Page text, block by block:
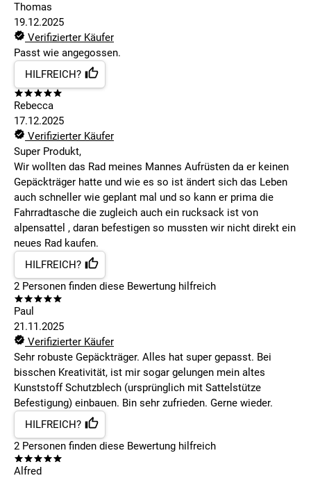
Thomas
19.12.2025
Verifizierter Käufer
Passt wie angegossen.
HILFREICH?
Rebecca
17.12.2025
Verifizierter Käufer
Super Produkt,
Wir wollten das Rad meines Mannes Aufrüsten da er keinen
Gepäckträger hatte und wie es so ist ändert sich das Leben
auch schneller wie geplant mal und so kann er prima die
Fahrradtasche die zugleich auch ein rucksack ist von
alpensattel , daran befestigen so mussten wir nicht direkt ein
neues Rad kaufen.
HILFREICH?
2 Personen finden diese Bewertung hilfreich
Paul
21.11.2025
Verifizierter Käufer
Sehr robuste Gepäckträger. Alles hat super gepasst. Bei
bisschen Kreativität, ist mir sogar gelungen mein altes
Kunststoff Schutzblech (ursprünglich mit Sattelstütze
Befestigung) einbauen. Bin sehr zufrieden. Gerne wieder.
HILFREICH?
2 Personen finden diese Bewertung hilfreich
Alfred